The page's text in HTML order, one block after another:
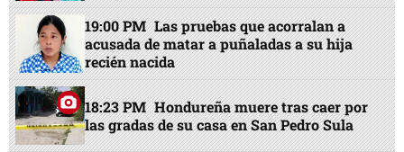
19:00 PM Las pruebas que acorralan a
acusada de matar a puñaladas a su hija
recién nacida
18:23 PM Hondureña muere tras caer por
las gradas de su casa en San Pedro Sula